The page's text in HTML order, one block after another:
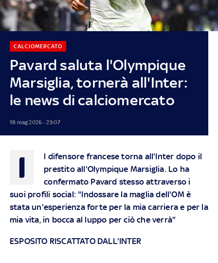
Pavard saluta l'Olympique
Marsiglia, tornerà all'Inter:
le news di calciomercato
CALCIOMERCATO
18 mag 2026 - 23:07
I
l difensore francese torna all'Inter dopo il
prestito all'Olympique Marsiglia. Lo ha
confermato Pavard stesso attraverso i
suoi profili social: "Indossare la maglia dell'OM è
stata un'esperienza forte per la mia carriera e per la
mia vita, in bocca al luppo per ciò che verrà"
ESPOSITO RISCATTATO DALL'INTER